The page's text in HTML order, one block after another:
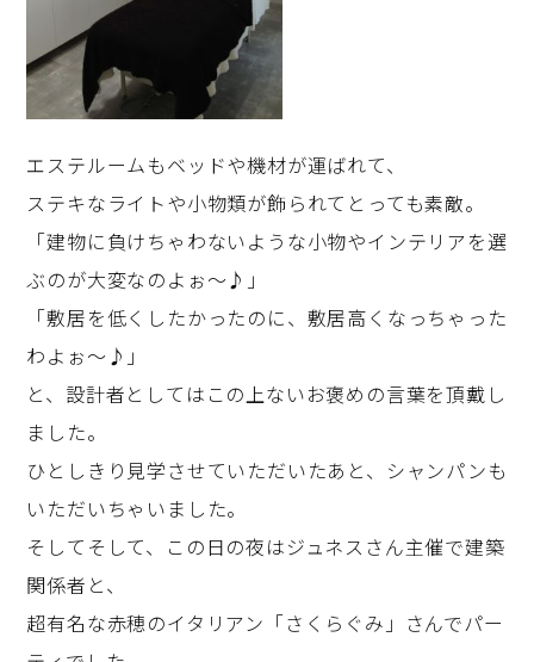
エステルームもベッドや機材が運ばれて、
ステキなライトや小物類が飾られてとっても素敵。
「建物に負けちゃわないような小物やインテリアを選
ぶのが大変なのよぉ～♪」
「敷居を低くしたかったのに、敷居高くなっちゃった
わよぉ～♪」
と、設計者としてはこの上ないお褒めの言葉を頂戴し
ました。
ひとしきり見学させていただいたあと、シャンパンも
いただいちゃいました。
そしてそして、この日の夜はジュネスさん主催で建築
関係者と、
超有名な赤穂のイタリアン「さくらぐみ」さんでパー